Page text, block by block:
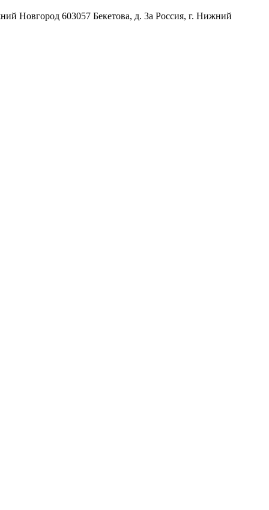
Новгород 603057 Бекетова, д. 3а Россия, г. Нижний